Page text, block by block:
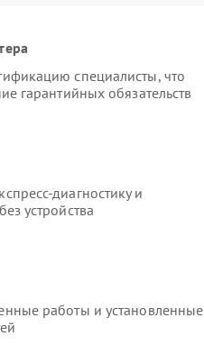
специалисты, что
гарантийных обязательств
диагностику и
устройства
работы и установленные